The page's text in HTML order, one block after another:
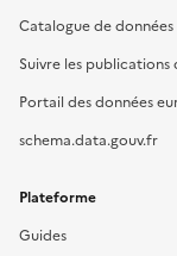
Catalogue de données
Suivre les publications
Portail des données
schema.data.gouv.fr
Plateforme
Guides